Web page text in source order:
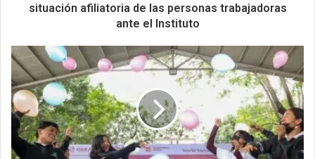
situación afiliatoria de las personas trabajadoras
ante el Instituto